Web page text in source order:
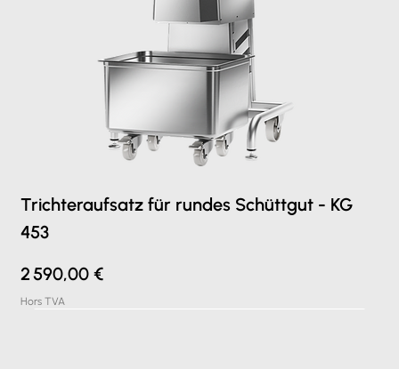
Trichteraufsatz für rundes Schüttgut - KG
453
Prix
2 590,00 €
Hors TVA